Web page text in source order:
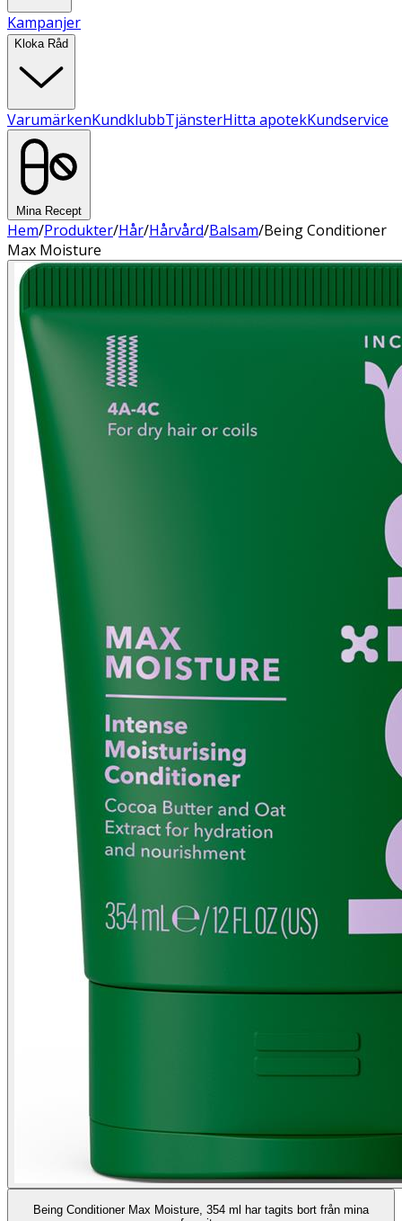
Kampanjer
Kloka Råd
VarumärkenKundklubbTjänsterHitta apotekKundservice
Mina Recept
Hem/Produkter/Hår/Hårvård/Balsam/Being Conditioner
Max Moisture
Being Conditioner Max Moisture, 354 ml har tagits bort från mina